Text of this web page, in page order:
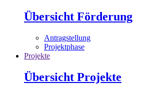
Übersicht Förderung
Antragstellung
Projektphase
Projekte
Übersicht Projekte